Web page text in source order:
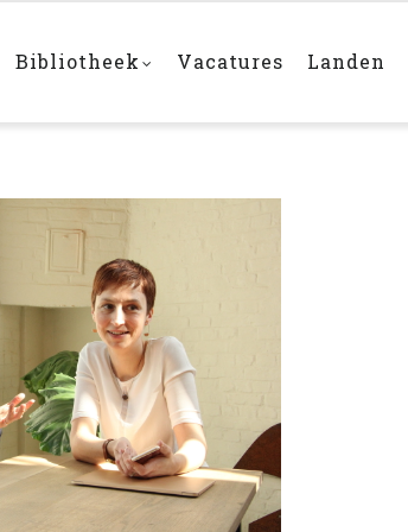
Bibliotheek Vacatures Landen